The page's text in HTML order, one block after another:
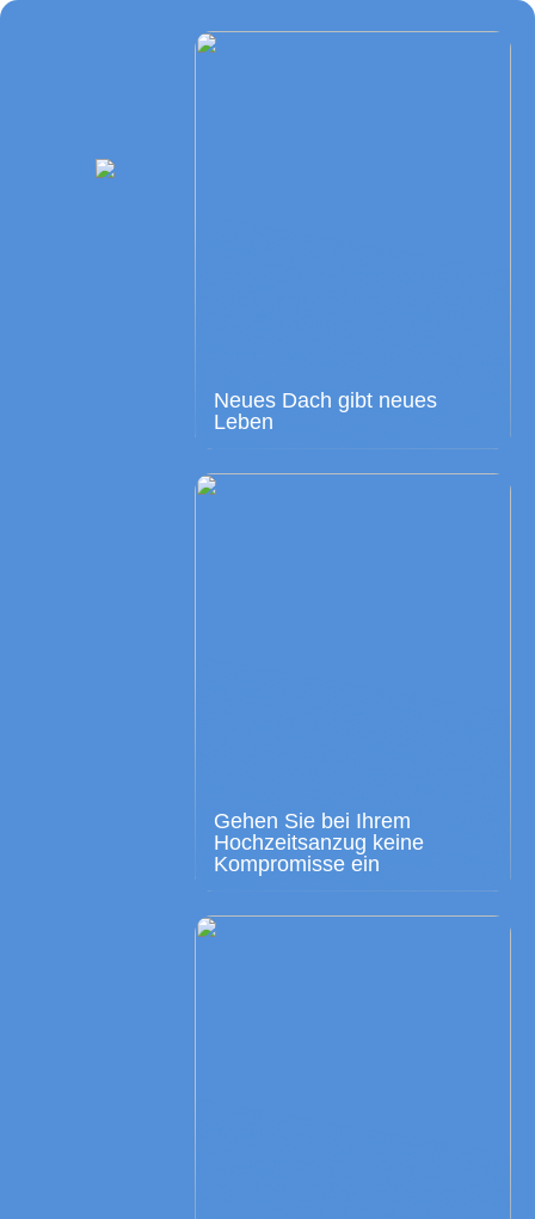
Neues Dach gibt neues
Leben
Gehen Sie bei Ihrem
Hochzeitsanzug keine
Kompromisse ein